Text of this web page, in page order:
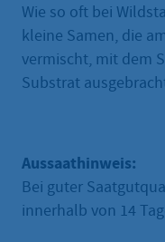
Wie so oft bei
kleine Samen, die
vermischt, mit dem
Substrat
Aussaathinweis:
Bei guter
innerhalb von 14